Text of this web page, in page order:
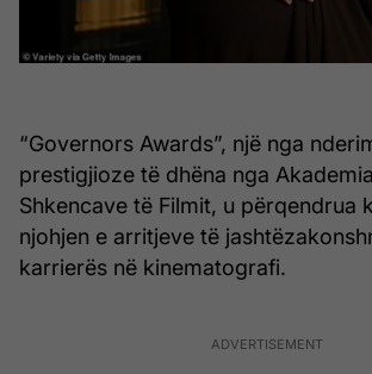
“Governors Awards”, një nga
prestigjioze të dhëna nga
Shkencave të Filmit, u përqendrua
njohjen e arritjeve të
karrierës në kinematografi.